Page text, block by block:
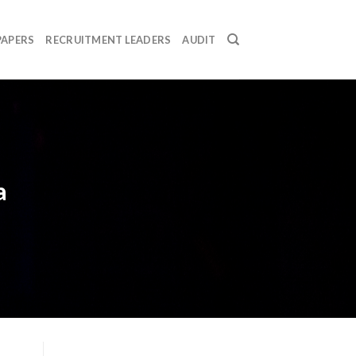
RECRUITMENT LEADERS AUDIT